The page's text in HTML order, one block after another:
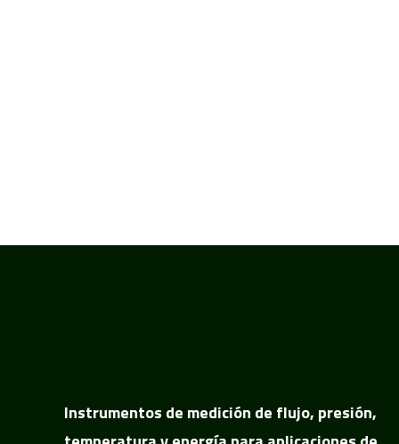
Instrumentos de medición de flujo, presión,